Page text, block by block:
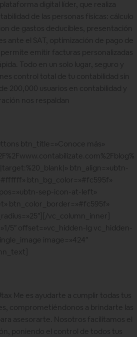
digital líder, que realiza
de las personas físicas: cálculo
de gastos deducibles, presentación
ante el SAT, optimización de pago de
emitir facturas personalizadas
Todo en un solo lugar, seguro y
control total de tu contabilidad sin
200,000 usuarios en contabilidad y
nos respaldan
btn_title=»Conoce más»
btn_align=»ubtn-
btn_bg_color=»#fc595f»
sep-icon-at-left»
btn_color_border=»#fc595f»
vc_column_inner]
5″ offset=»vc_hidden-lg vc_hidden-
image=»424″
Me es ayudarte a cumplir todas tus
comprometiéndonos a brindarte las
asesorarte. Nosotros facilitamos el
poniendo el control de todos tus